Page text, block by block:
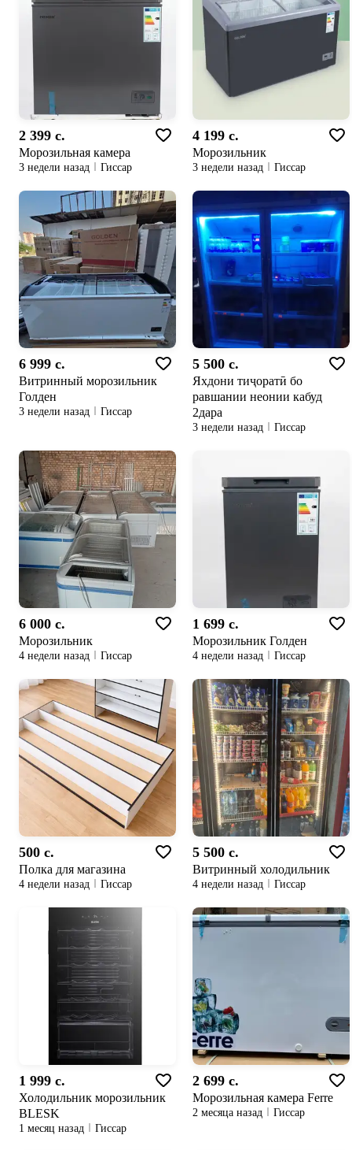
2 399 c.
Морозильная камера
3 недели назад Гиссар
4 199 c.
Морозильник
3 недели назад Гиссар
6 999 c.
Витринный морозильник
Голден
3 недели назад Гиссар
5 500 c.
Яхдони тиҷоратӣ бо
равшании неонии кабуд
2дара
3 недели назад Гиссар
6 000 c.
Морозильник
4 недели назад Гиссар
1 699 c.
Морозильник Голден
4 недели назад Гиссар
500 c.
Полка для магазина
4 недели назад Гиссар
5 500 c.
Витринный холодильник
4 недели назад Гиссар
1 999 c.
Холодильник морозильник
BLESK
1 месяц назад Гиссар
2 699 c.
Морозильная камера Ferre
2 месяца назад Гиссар